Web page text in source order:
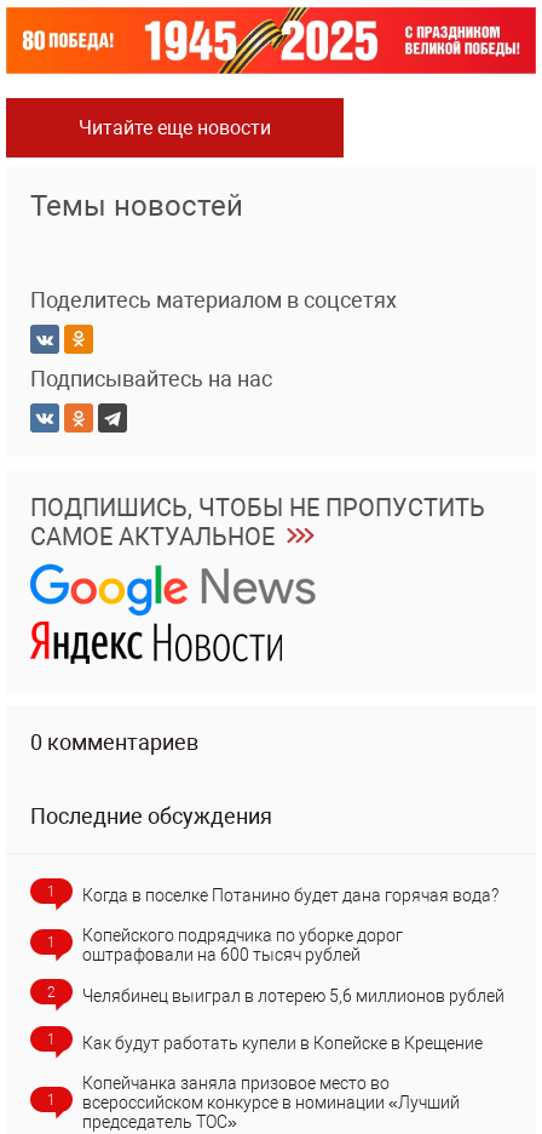
Читайте еще новости
Темы новостей
Поделитесь материалом в соцсетях
Подписывайтесь на нас
ПОДПИШИСЬ, ЧТОБЫ НЕ ПРОПУСТИТЬ
САМОЕ АКТУАЛЬНОЕ
0 комментариев
Последние обсуждения
1 Когда в поселке Потанино будет дана горячая вода?
1
Копейского подрядчика по уборке дорог
оштрафовали на 600 тысяч рублей
2 Челябинец выиграл в лотерею 5,6 миллионов рублей
1 Как будут работать купели в Копейске в Крещение
1
Копейчанка заняла призовое место во
всероссийском конкурсе в номинации «Лучший
председатель ТОС»